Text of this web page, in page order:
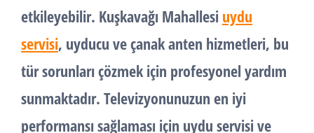
etkileyebilir. Kuşkavağı Mahallesi uydu
servisi, uyducu ve çanak anten hizmetleri, bu
tür sorunları çözmek için profesyonel yardım
sunmaktadır. Televizyonunuzun en iyi
performansı sağlaması için uydu servisi ve